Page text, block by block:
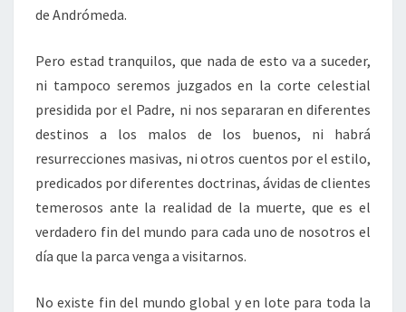
de Andrómeda.
Pero estad tranquilos, que nada de esto va a suceder,
ni tampoco seremos juzgados en la corte celestial
presidida por el Padre, ni nos separaran en diferentes
destinos a los malos de los buenos, ni habrá
resurrecciones masivas, ni otros cuentos por el estilo,
predicados por diferentes doctrinas, ávidas de clientes
temerosos ante la realidad de la muerte, que es el
verdadero fin del mundo para cada uno de nosotros el
día que la parca venga a visitarnos.
No existe fin del mundo global y en lote para toda la